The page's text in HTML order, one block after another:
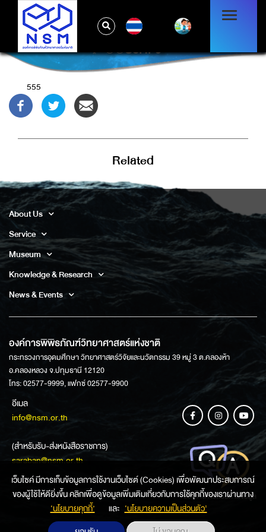
@@S8HF9
555
Related
About Us
Service
Museum
Knowledge & Research
News & Events
องค์การพิพิธภัณฑ์วิทยาศาสตร์แห่งชาติ
กระทรวงการอุดมศึกษา วิทยาศาสตร์วิจัยและนวัตกรรม 39 หมู่ 3 ต.คลองห้า
อ.คลองหลวง จ.ปทุมธานี 12120
โทร: 02577-9999, แฟกซ์ 02577-9900
อีเมล
info@nsm.or.th
(สำหรับรับ-ส่งหนังสือราชการ)
saraban@nsm.or.th
ช่องทางการสอบถามข้อมูล
เว็บไซค์ มีการเก็บข้อมูลการใช้งานเว็บไซต์ (Cookies) เพื่อพัฒนาประสบการณ์
ของผู้ใช้ให้ดียิ่งขึ้น คลิกเพื่อดูข้อมูลเพิ่มเติมเกี่ยวกับการใช้คุกกี้ของเราผ่านทาง
‘นโยบายคุกกี้’
และ ‘นโยบายความเป็นส่วนตัว'